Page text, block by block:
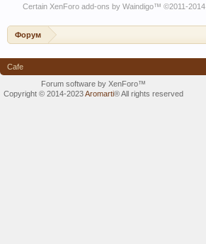
Certain XenForo add-ons by Waindigo™ ©2011-2014
Форум
Cafe
Forum software by XenForo™
Copyright © 2014-2023Aromarti®All rights reserved